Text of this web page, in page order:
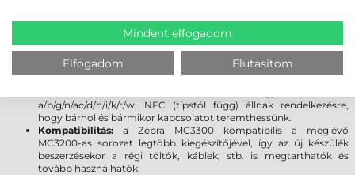
a Gorilla Glass kijelző növeli a szkenner tartósságát,
továbbá meggátolja a karcolások kialakulását. A sérülésekre
gyakorlatilag érzéketlen üveg törés vagy karcolódás nélkül
ellenáll a leggyakoribb leejtéseknek.
a/b/g/n/ac/d/h/i/k/r/w; NFC (típstól függ) állnak rendelkezésre,
hogy bárhol és bármikor kapcsolatot teremthessünk.
Kompatibilitás: a Zebra MC3300 kompatibilis a meglévő
MC3200-as sorozat legtöbb kiegészítőjével, így az új készülék
beszerzésekor a régi töltők, káblek, stb. is megtarthatók és
tovább használhatók.
Mindent elfogadom
Elfogadom Elutasítom